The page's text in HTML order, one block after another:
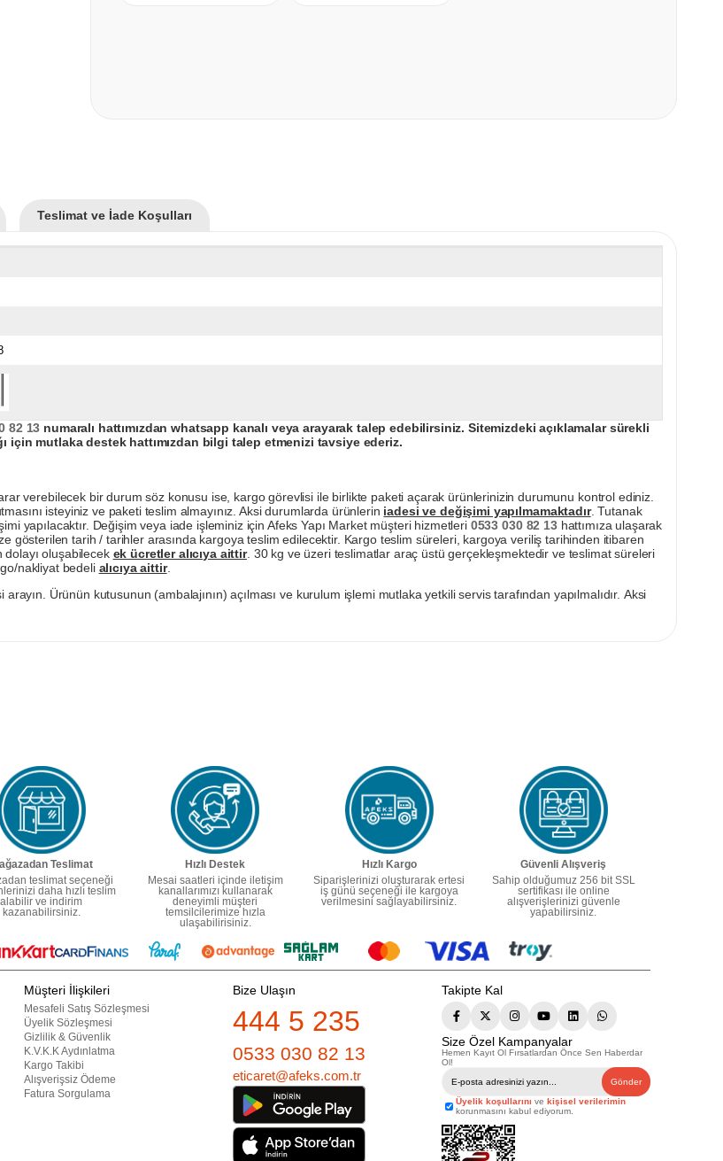
Teslimat ve İade Koşulları
82 13 numaralı hattımızdan whatsapp kanalı veya arayarak talep edebilirsiniz. Sitemizdeki açıklamalar sürekli
için mutlaka destek hattımızdan bilgi talep etmenizi tavsiye ederiz.
verebilecek bir durum söz konusu ise, kargo görevlisi ile birlikte paketi açarak ürünlerinizin durumunu kontrol ediniz.
isteyiniz ve paketi teslim almayınız. Aksi durumlarda ürünlerin iadesi ve değişimi yapılmamaktadır. Tutanak
yapılacaktır. Değişim veya iade işleminiz için Afeks Yapı Market müşteri hizmetleri 0533 030 82 13hattımıza ulaşarak
gösterilen tarih / tarihler arasında kargoya teslim edilecektir. Kargo teslim süreleri, kargoya veriliş tarihinden itibaren
oluşabilecek ek ücretler alıcıya aittir. 30 kg ve üzeri teslimatlar araç üstü gerçekleşmektedir ve teslimat süreleri
nakliyat bedeli alıcıya aittir.
Ürünün kutusunun (ambalajının) açılması ve kurulum işlemi mutlaka yetkili servis tarafından yapılmalıdır. Aksi
Teslimat
teslimat seçeneği
daha hızlı teslim
alabilir ve indirim
kazanabilirsiniz.
Hızlı Destek
Mesai saatleri içinde iletişim
kanallarımızı kullanarak
deneyimli müşteri
temsilcilerimize hızla
ulaşabilirisiniz.
Hızlı Kargo
Siparişlerinizi oluşturarak ertesi
iş günü seçeneği ile kargoya
verilmesini sağlayabilirsiniz.
Güvenli Alışveriş
Sahip olduğumuz 256 bit SSL
sertifikası ile online
alışverişlerinizi güvenle
yapabilirsiniz.
Müşteri İlişkileri
Mesafeli Satış Sözleşmesi
Üyelik Sözleşmesi
Gizlilik & Güvenlik
K.V.K.K Aydınlatma
Kargo Takibi
Alışverişsiz Ödeme
Fatura Sorgulama
Bize Ulaşın
444 5 235
0533 030 82 13
eticaret@afeks.com.tr
Takipte Kal
Size Özel Kampanyalar
Hemen Kayıt Ol Fırsatlardan Önce Sen Haberdar
Ol!
Gönder
Üyelik koşullarını ve kişisel verilerimin
korunmasını kabul ediyorum.